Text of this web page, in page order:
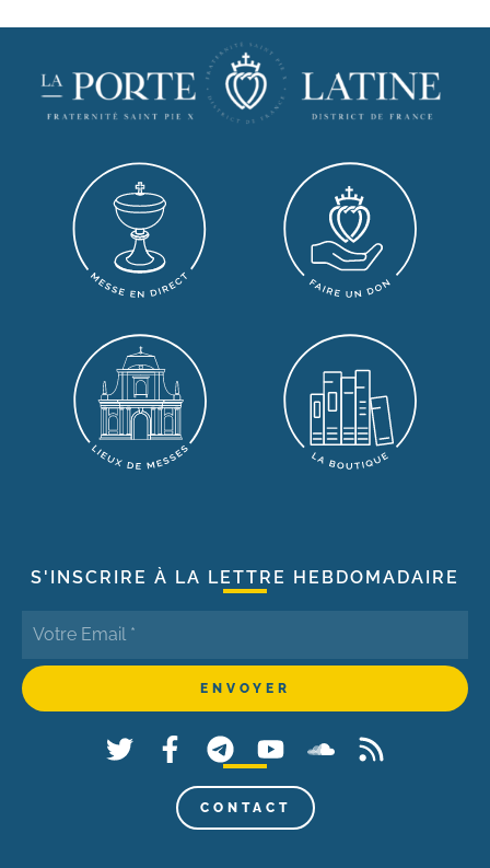
S'INSCRIRE À LA LETTRE HEBDOMADAIRE
CONTACT